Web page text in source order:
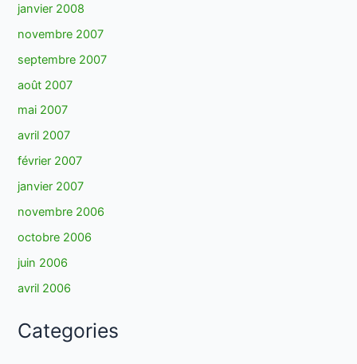
janvier 2008
novembre 2007
septembre 2007
août 2007
mai 2007
avril 2007
février 2007
janvier 2007
novembre 2006
octobre 2006
juin 2006
avril 2006
Categories